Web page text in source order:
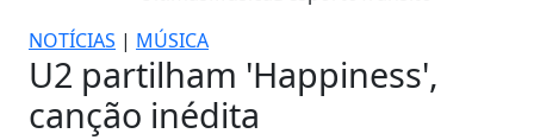
NOTÍCIAS | MÚSICA
U2 partilham 'Happiness',
canção inédita